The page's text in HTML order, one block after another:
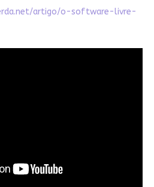
artigo/o-software-livre-